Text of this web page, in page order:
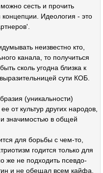
сесть и прочить
Идеология - это
неизвестно кто,
канала, то получиться
сколь угодна близка к
сути КОБ.
(уникальности)
от культур других народов,
значимостью в общей
для борьбы с чем-то,
годится только для
же не подходить псевдо-
и не обещал всем кайфа.